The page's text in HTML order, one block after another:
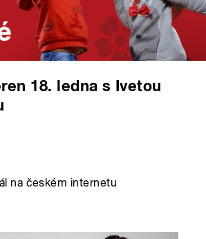
18. ledna s Ivetou
na českém internetu